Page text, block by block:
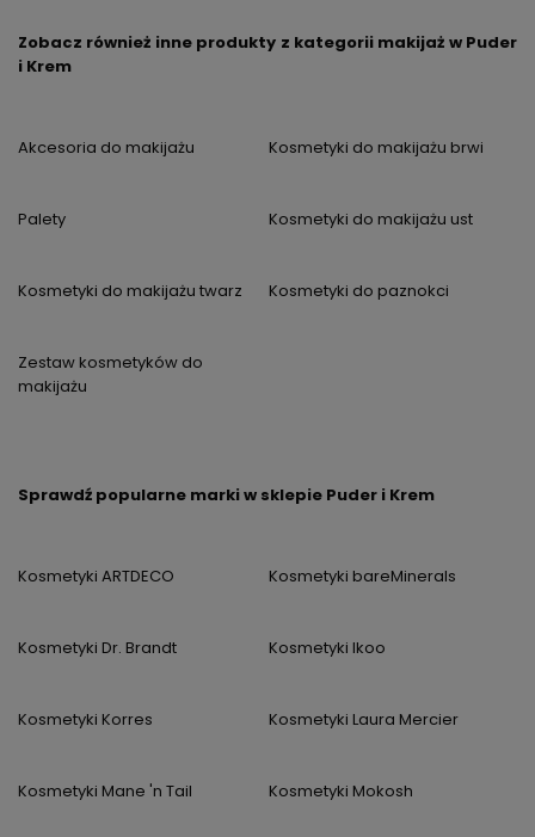
Zobacz również inne produkty z kategorii makijaż w Puder
i Krem
Akcesoria do makijażu Kosmetyki do makijażu brwi
Palety Kosmetyki do makijażu ust
Kosmetyki do makijażu twarz Kosmetyki do paznokci
Zestaw kosmetyków do
makijażu
Sprawdź popularne marki w sklepie Puder i Krem
Kosmetyki ARTDECO Kosmetyki bareMinerals
Kosmetyki Dr. Brandt Kosmetyki Ikoo
Kosmetyki Korres Kosmetyki Laura Mercier
Kosmetyki Mane 'n Tail Kosmetyki Mokosh